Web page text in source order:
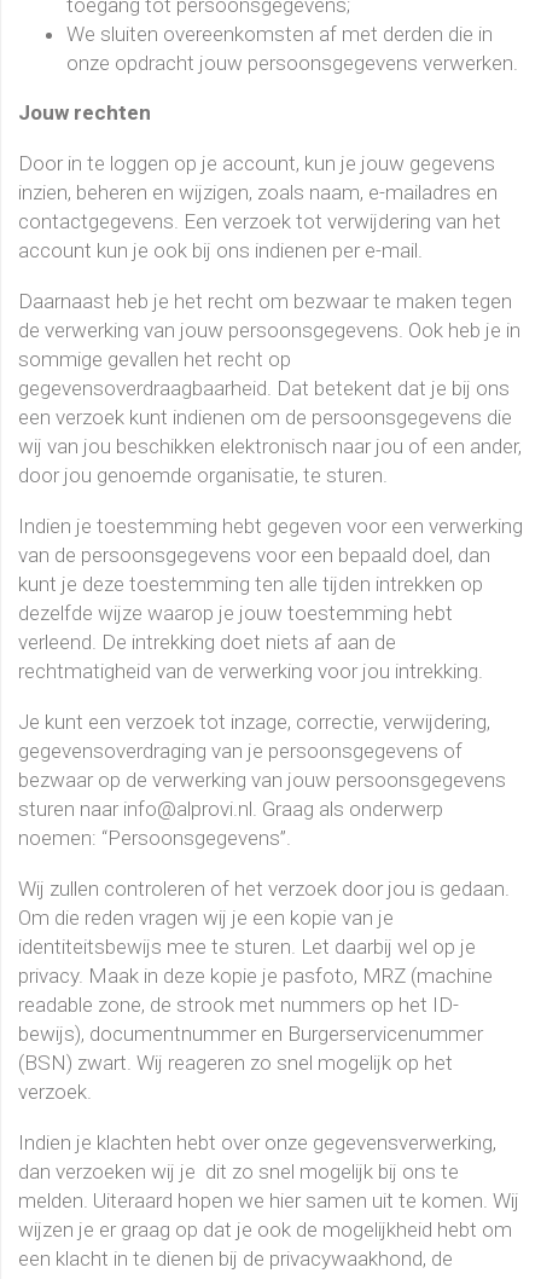
toegang tot persoonsgegevens;
We sluiten overeenkomsten af met derden die in
onze opdracht jouw persoonsgegevens verwerken.
Jouw rechten
Door in te loggen op je account, kun je jouw gegevens
inzien, beheren en wijzigen, zoals naam, e-mailadres en
contactgegevens. Een verzoek tot verwijdering van het
account kun je ook bij ons indienen per e-mail.
Daarnaast heb je het recht om bezwaar te maken tegen
de verwerking van jouw persoonsgegevens. Ook heb je in
sommige gevallen het recht op
gegevensoverdraagbaarheid. Dat betekent dat je bij ons
een verzoek kunt indienen om de persoonsgegevens die
wij van jou beschikken elektronisch naar jou of een ander,
door jou genoemde organisatie, te sturen.
Indien je toestemming hebt gegeven voor een verwerking
van de persoonsgegevens voor een bepaald doel, dan
kunt je deze toestemming ten alle tijden intrekken op
dezelfde wijze waarop je jouw toestemming hebt
verleend. De intrekking doet niets af aan de
rechtmatigheid van de verwerking voor jou intrekking.
Je kunt een verzoek tot inzage, correctie, verwijdering,
gegevensoverdraging van je persoonsgegevens of
bezwaar op de verwerking van jouw persoonsgegevens
sturen naar info@alprovi.nl. Graag als onderwerp
noemen: “Persoonsgegevens”.
Wij zullen controleren of het verzoek door jou is gedaan.
Om die reden vragen wij je een kopie van je
identiteitsbewijs mee te sturen. Let daarbij wel op je
privacy. Maak in deze kopie je pasfoto, MRZ (machine
readable zone, de strook met nummers op het ID-
bewijs), documentnummer en Burgerservicenummer
(BSN) zwart. Wij reageren zo snel mogelijk op het
verzoek.
Indien je klachten hebt over onze gegevensverwerking,
dan verzoeken wij je dit zo snel mogelijk bij ons te
melden. Uiteraard hopen we hier samen uit te komen. Wij
wijzen je er graag op dat je ook de mogelijkheid hebt om
een klacht in te dienen bij de privacywaakhond, de